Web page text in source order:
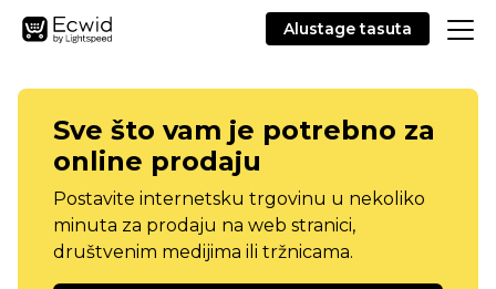
Alustage tasuta
Sve što vam je potrebno za
online prodaju
Postavite internetsku trgovinu u nekoliko
minuta za prodaju na web stranici,
društvenim medijima ili tržnicama.